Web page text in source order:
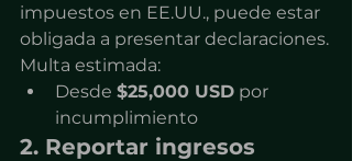
impuestos en EE.UU., puede estar
obligada a presentar declaraciones.
Multa estimada:
Desde $25,000 USD por
incumplimiento
2. Reportar ingresos